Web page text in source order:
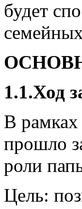
будет
1.1.Ход
В рамках
прошло
роли
Цель: